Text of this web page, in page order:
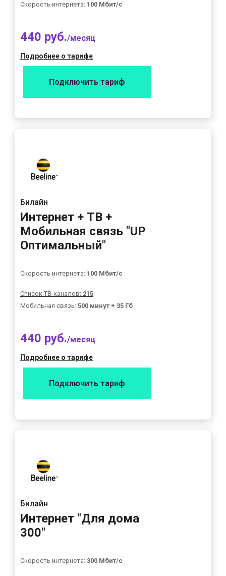
Скорость интернета: 100 Мбит/с
440 руб./месяц
Подробнее о тарифе
Подключить тариф
Билайн
Интернет + ТВ +
Мобильная связь "UP
Оптимальный"
Скорость интернета: 100 Мбит/с
Список ТВ-каналов: 215
Мобильная связь: 500 минут + 35 Гб
440 руб./месяц
Подробнее о тарифе
Подключить тариф
Билайн
Интернет "Для дома
300"
Скорость интернета: 300 Мбит/с